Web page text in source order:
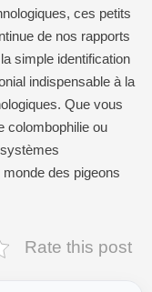
ces petits
de nos rapports
simple identification
indispensable à la
Que vous
colombophilie ou
monde des pigeons
Rate this post